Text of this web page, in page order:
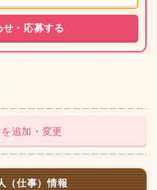
せ・応募する
追加・変更
（仕事）情報